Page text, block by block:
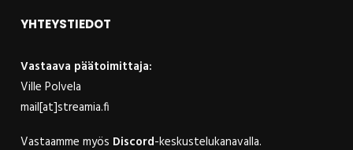
YHTEYSTIEDOT
Vastaava päätoimittaja:
Ville Polvela
mail[at]streamia.fi
Vastaamme myös Discord-keskustelukanavalla.